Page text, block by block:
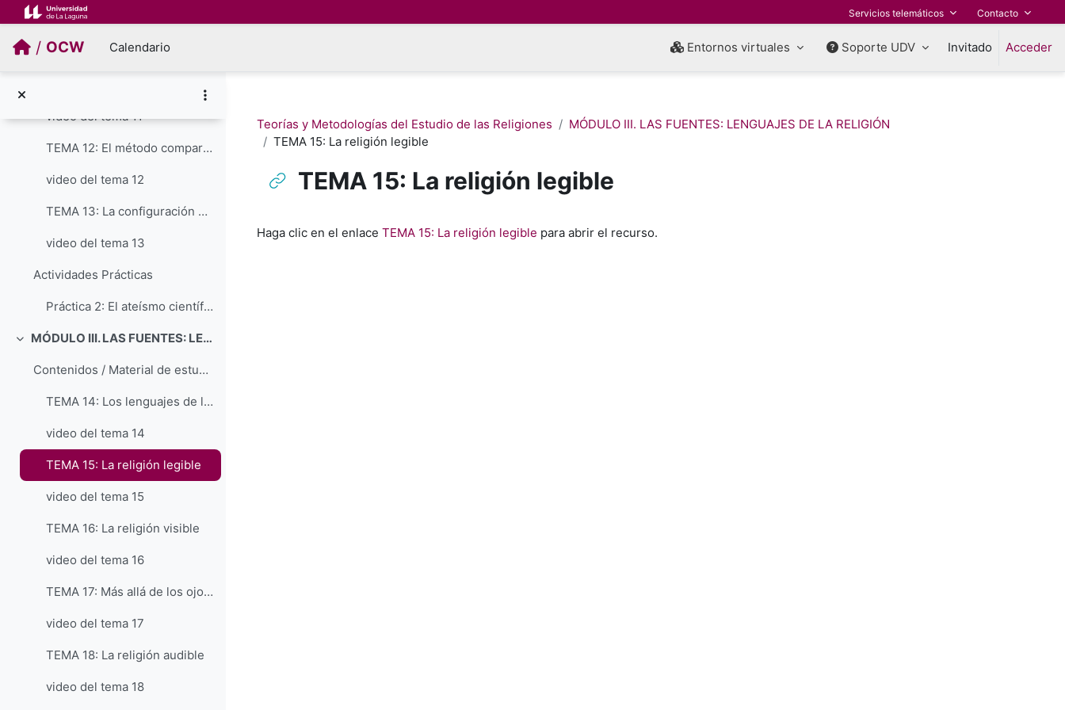
Salta al contenido principal Servicios telemáticos Contacto
/ OCW Calendario Entornos virtuales Soporte UDV Invitado Acceder
TEMA 10: La difícil búsqueda de un marco neutral
video del tema 10
video del tema 11
TEMA 12: El método comparativo en el estudio de las religiones
video del tema 12
TEMA 13: La configuración de una disciplina totalizadora
video del tema 13
Actividades Prácticas
Práctica 2: El ateísmo científico como "teología atea"
Colapsar MÓDULO III. LAS FUENTES: LENGUAJES DE LA RELIGIÓN
Contenidos / Material de estudio (copia) (copia) (copia)
TEMA 14: Los lenguajes de la religión: generalidades
video del tema 14
TEMA 15: La religión legible
video del tema 15
TEMA 16: La religión visible
video del tema 16
TEMA 17: Más allá de los ojos: otros sentidos de la religión
video del tema 17
TEMA 18: La religión audible
video del tema 18
Teorías y Metodologías del Estudio de las Religiones
MÓDULO III. LAS FUENTES: LENGUAJES DE LA RELIGIÓN
TEMA 15: La religión legible
TEMA 15: La religión legible
Haga clic en el enlace TEMA 15: La religión legible para abrir el recurso.